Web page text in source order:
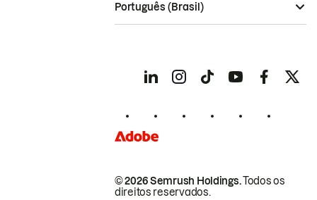
© 2026 Semrush Holdings.Todos os
direitos reservados.
Português (Brasil)